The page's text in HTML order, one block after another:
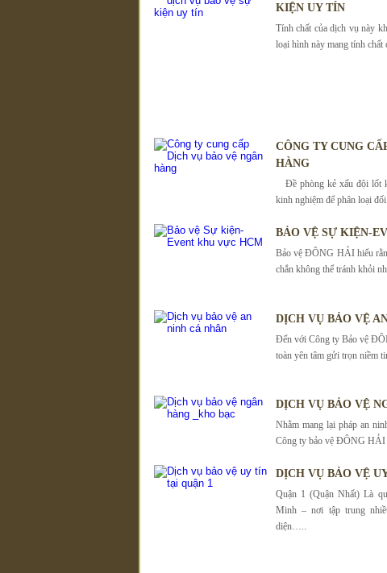
KIỆN UY TÍN
Tính chất của dịch vụ này
loại hình này mang tính chất
CÔNG TY CUNG
HÀNG
Đề phòng kẻ xấu đội lốt
kinh nghiệm để phân loại đối
BẢO VỆ SỰ KIỆN-
Bảo vệ ĐÔNG HẢI hiểu
chắn không thể tránh khỏi
DỊCH VỤ BẢO VỆ
Đến với Công ty Bảo vệ
toàn yên tâm gửi trọn niềm
DỊCH VỤ BẢO VỆ
Nhằm mang lại pháp an
Công ty bảo vệ ĐÔNG HẢI
DỊCH VỤ BẢO VỆ
Quận 1 (Quận Nhất) Là
Minh – nơi tập trung
diện…..